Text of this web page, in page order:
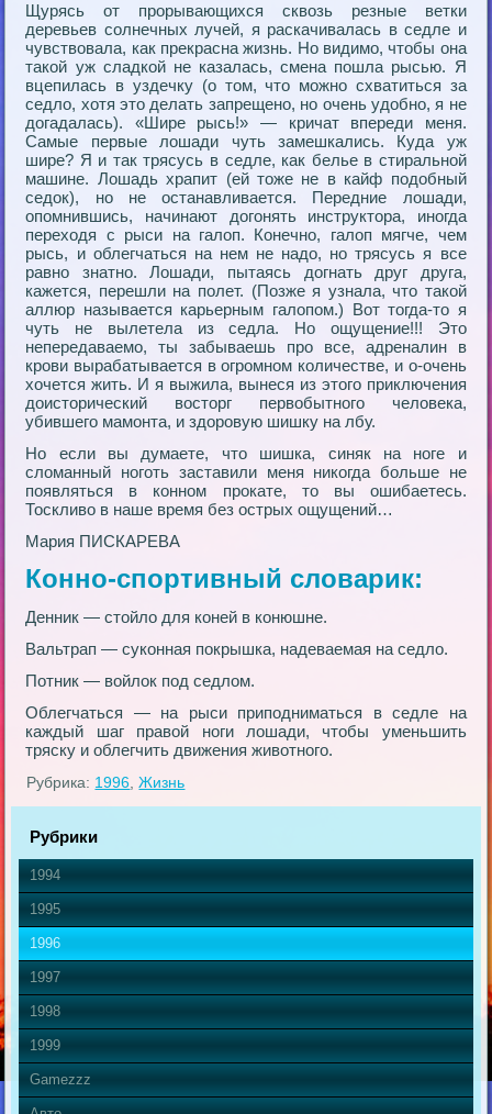
Щурясь от прорывающихся сквозь резные ветки
деревьев солнечных лучей, я раскачивалась в седле и
чувствовала, как прекрасна жизнь. Но видимо, чтобы она
такой уж сладкой не казалась, смена пошла рысью. Я
вцепилась в уздечку (о том, что можно схватиться за
седло, хотя это делать запрещено, но очень удобно, я не
догадалась). «Шире рысь!» — кричат впереди меня.
Самые первые лошади чуть замешкались. Куда уж
шире? Я и так трясусь в седле, как белье в стиральной
машине. Лошадь храпит (ей тоже не в кайф подобный
седок), но не останавливается. Передние лошади,
опомнившись, начинают догонять инструктора, иногда
переходя с рыси на галоп. Конечно, галоп мягче, чем
рысь, и облегчаться на нем не надо, но трясусь я все
равно знатно. Лошади, пытаясь догнать друг друга,
кажется, перешли на полет. (Позже я узнала, что такой
аллюр называется карьерным галопом.) Вот тогда-то я
чуть не вылетела из седла. Но ощущение!!! Это
непередаваемо, ты забываешь про все, адреналин в
крови вырабатывается в огромном количестве, и о-очень
хочется жить. И я выжила, вынеся из этого приключения
доисторический восторг первобытного человека,
убившего мамонта, и здоровую шишку на лбу.
Но если вы думаете, что шишка, синяк на ноге и
сломанный ноготь заставили меня никогда больше не
появляться в конном прокате, то вы ошибаетесь.
Тоскливо в наше время без острых ощущений…
Мария ПИСКАРЕВА
Конно-спортивный словарик:
Денник — стойлo для коней в конюшне.
Вальтрап — суконная покрышка, надеваемая на седло.
Потник — войлок под седлом.
Облегчаться — на рыси приподниматься в седле на
каждый шаг правой ноги лошади, чтобы уменьшить
тряску и облегчить движения животного.
Рубрика: 1996,Жизнь
Рубрики
1994
1995
1996
1997
1998
1999
Gamezzz